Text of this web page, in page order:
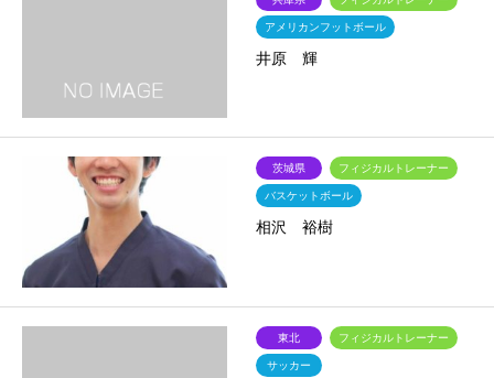
アメリカンフットボール
井原 輝
茨城県 フィジカルトレーナー
バスケットボール
相沢 裕樹
東北 フィジカルトレーナー
サッカー